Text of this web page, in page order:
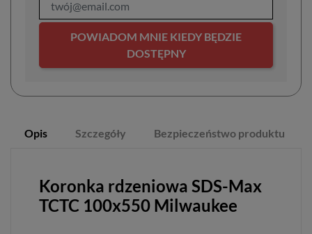
POWIADOM MNIE KIEDY BĘDZIE
DOSTĘPNY
Opis Szczegóły Bezpieczeństwo produktu
Koronka rdzeniowa SDS-Max
TCTC 100x550 Milwaukee